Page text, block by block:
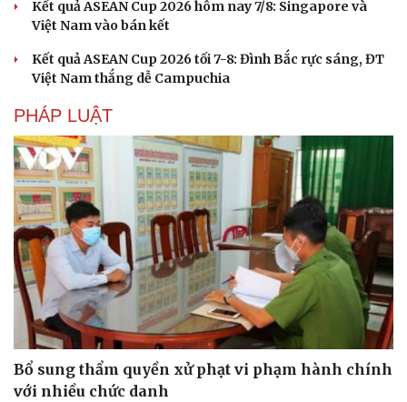
Kể chuyện cho bé
Kết quả ASEAN Cup 2026 hôm nay 7/8: Singapore và
Việt Nam vào bán kết
Kết quả ASEAN Cup 2026 tối 7-8: Đình Bắc rực sáng, ĐT
Việt Nam thắng dễ Campuchia
PHÁP LUẬT
Bổ sung thẩm quyền xử phạt vi phạm hành chính
với nhiều chức danh